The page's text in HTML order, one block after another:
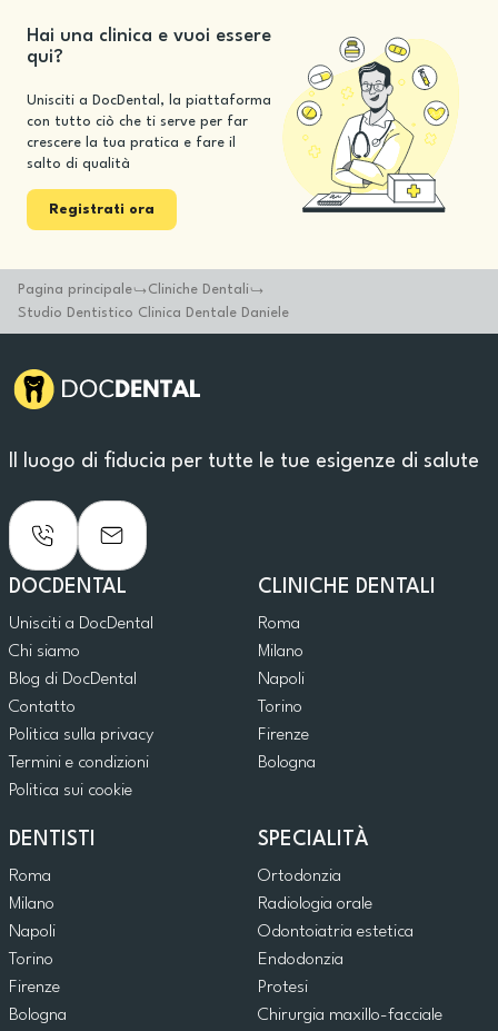
Hai una clinica e vuoi essere
qui?
Unisciti a DocDental, la piattaforma
con tutto ciò che ti serve per far
crescere la tua pratica e fare il
salto di qualità
Registrati ora
Pagina principale
Cliniche Dentali
Studio Dentistico Clinica Dentale Daniele
Il luogo di fiducia per tutte le tue esigenze di salute
DOCDENTAL
Unisciti a DocDental
Chi siamo
Blog di DocDental
Contatto
Politica sulla privacy
Termini e condizioni
Politica sui cookie
CLINICHE DENTALI
Roma
Milano
Napoli
Torino
Firenze
Bologna
DENTISTI
Roma
Milano
Napoli
Torino
Firenze
Bologna
SPECIALITÀ
Ortodonzia
Radiologia orale
Odontoiatria estetica
Endodonzia
Protesi
Chirurgia maxillo-facciale